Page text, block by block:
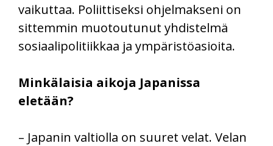
vaikuttaa. Poliittiseksi ohjelmakseni on
sittemmin muotoutunut yhdistelmä
sosiaalipolitiikkaa ja ympäristöasioita.
Minkälaisia aikoja Japanissa
eletään?
– Japanin valtiolla on suuret velat. Velan